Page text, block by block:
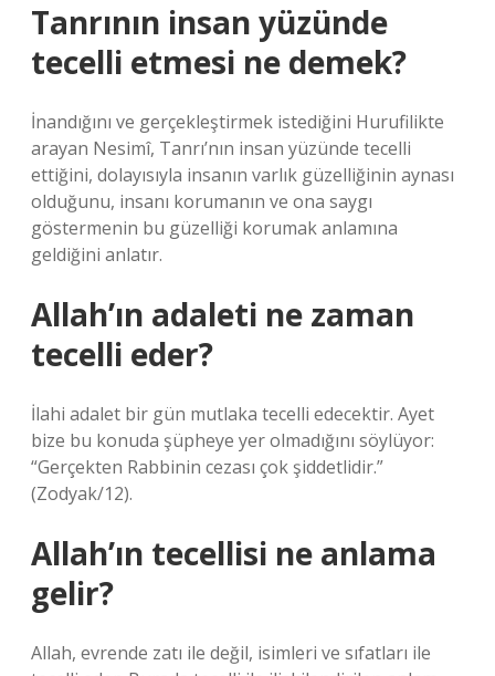
Tanrının insan yüzünde
tecelli etmesi ne demek?
İnandığını ve gerçekleştirmek istediğini Hurufilikte
arayan Nesimî, Tanrı’nın insan yüzünde tecelli
ettiğini, dolayısıyla insanın varlık güzelliğinin aynası
olduğunu, insanı korumanın ve ona saygı
göstermenin bu güzelliği korumak anlamına
geldiğini anlatır.
Allah’ın adaleti ne zaman
tecelli eder?
İlahi adalet bir gün mutlaka tecelli edecektir. Ayet
bize bu konuda şüpheye yer olmadığını söylüyor:
“Gerçekten Rabbinin cezası çok şiddetlidir.”
(Zodyak/12).
Allah’ın tecellisi ne anlama
gelir?
Allah, evrende zatı ile değil, isimleri ve sıfatları ile